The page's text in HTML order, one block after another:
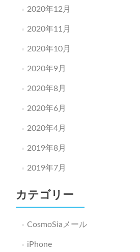
2020年12月
2020年11月
2020年10月
2020年9月
2020年8月
2020年6月
2020年4月
2019年8月
2019年7月
カテゴリー
CosmoSiaメール
iPhone